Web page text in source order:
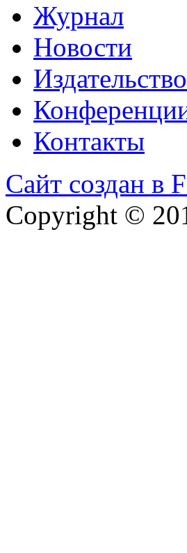
Журнал
Новости
Издательство
Контакты
Сайт создан в
Copyright ©